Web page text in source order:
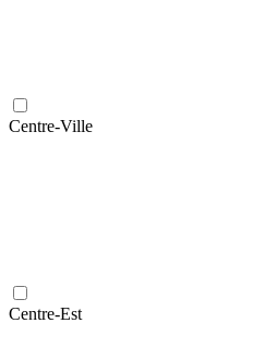
Centre-Ville
Centre-Est